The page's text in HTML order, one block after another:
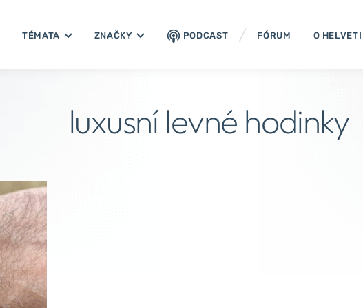
TÉMATA ZNAČKY PODCAST FÓRUM O
luxusní levné hodinky